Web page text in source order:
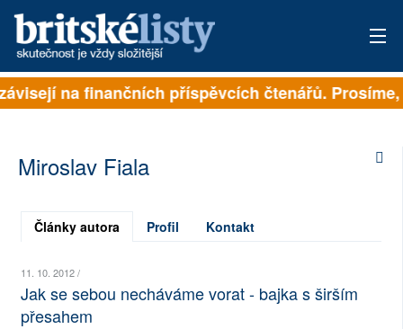
PŘIHLÁSIT
ARCHIV
ROZHOVORY
NEJČTENĚJŠÍ ZA 7 DNÍ
na finančních příspěvcích čtenářů.
Miroslav Fiala
Články autora Profil Kontakt
11. 10. 2012 /
Jak se sebou necháváme vorat - bajka s širším
přesahem